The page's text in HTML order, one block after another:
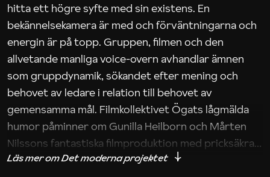
hitta ett högre syfte med sin existens. En
bekännelsekamera är med och förväntningarna och
energin är på topp. Gruppen, filmen och den
allvetande manliga voice-overn avhandlar ämnen
som gruppdynamik, sökandet efter mening och
behovet av ledare i relation till behovet av
gemensamma mål. Filmkollektivet Ögats lågmälda
humor påminner om Gunilla Heilborn och Mårten
Nilssons fantastiska filmproduktion med pricksäkra
iakttagelser om hur svårt det kan vara att omsätta